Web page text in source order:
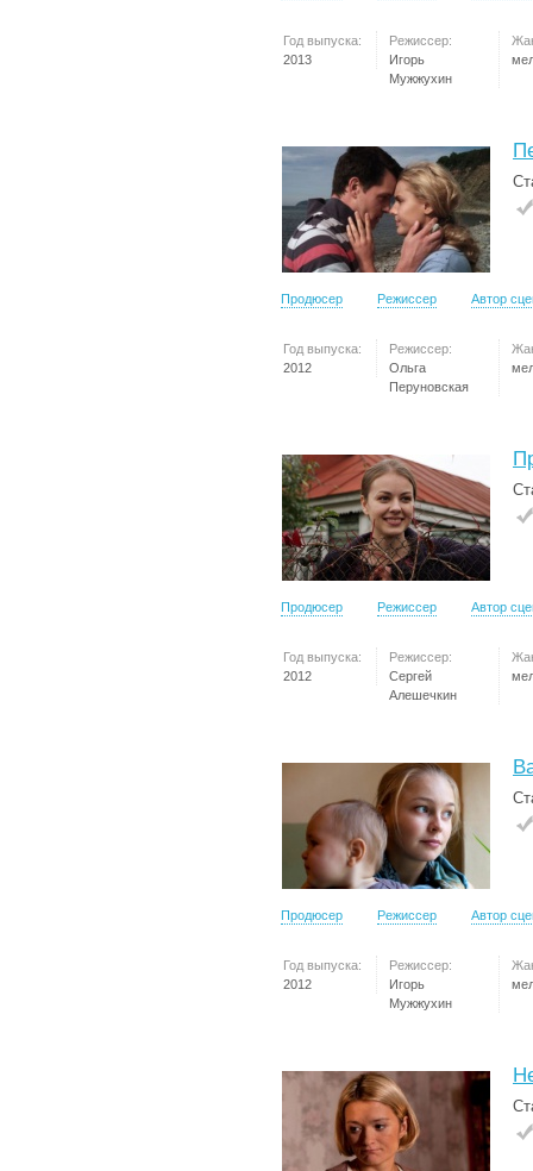
Год выпуска:
2013
Режиссер:
Игорь
Мужжухин
Продюсер Режиссер Автор
Год выпуска:
2012
Режиссер:
Ольга
Перуновская
Продюсер Режиссер Автор
Год выпуска:
2012
Режиссер:
Сергей
Алешечкин
Продюсер Режиссер Автор
Год выпуска:
2012
Режиссер:
Игорь
Мужжухин